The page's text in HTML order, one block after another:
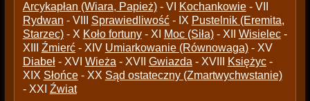
Arcykapłan (Wiara, Papież)- VI Kochankowie- VII
Rydwan - VIII Sprawiedliwość- IX Pustelnik (Eremita,
Starzec)- X Koło fortuny- XI Moc (Siła)- XII Wisielec-
XIII Źmierć- XIV Umiarkowanie (Równowaga)- XV
Diabeł- XVI Wieża - XVII Gwiazda - XVIII Księżyc-
XIX Słońce- XX Sąd ostateczny (Zmartwychwstanie)
- XXI Źwiat